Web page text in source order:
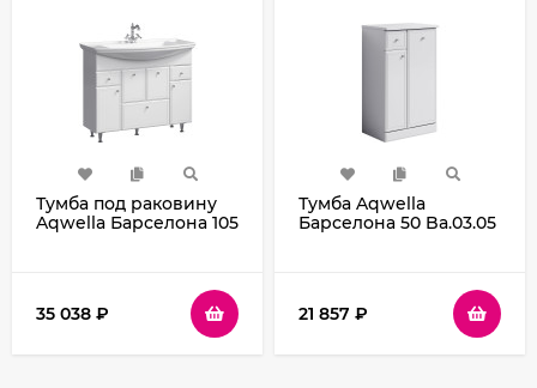
Тумба под раковину
Aqwella Барселона 105
35 038 ₽
Тумба Aqwella
Барселона 50 Ba.03.05
21 857 ₽